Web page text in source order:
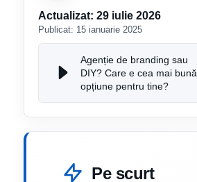
Actualizat: 29 iulie 2026
Publicat: 15 ianuarie 2025
Agenție de branding sau
DIY? Care e cea mai bună
opțiune pentru tine?
Pe scurt